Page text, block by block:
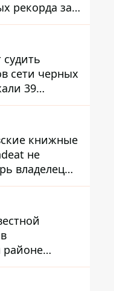
рекорда за
судить
сети черных
39
книжные
не
владелец
районе
площадью